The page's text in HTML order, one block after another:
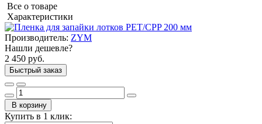
Все о товаре
Характеристики
Производитель: ZYM
Нашли дешевле?
2 450 руб.
Быстрый заказ
В корзину
Купить в 1 клик: